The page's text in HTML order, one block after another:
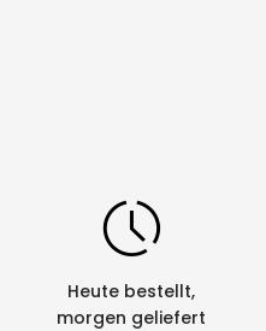
Heute bestellt,
morgen geliefert